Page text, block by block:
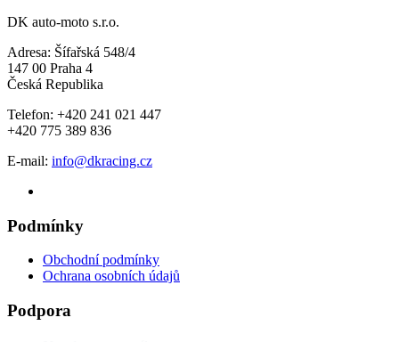
DK auto-moto s.r.o.
Adresa: Šífařská 548/4
147 00 Praha 4
Česká Republika
Telefon: +420 241 021 447
+420 775 389 836
E-mail: info@dkracing.cz
Podmínky
Obchodní podmínky
Ochrana osobních údajů
Podpora